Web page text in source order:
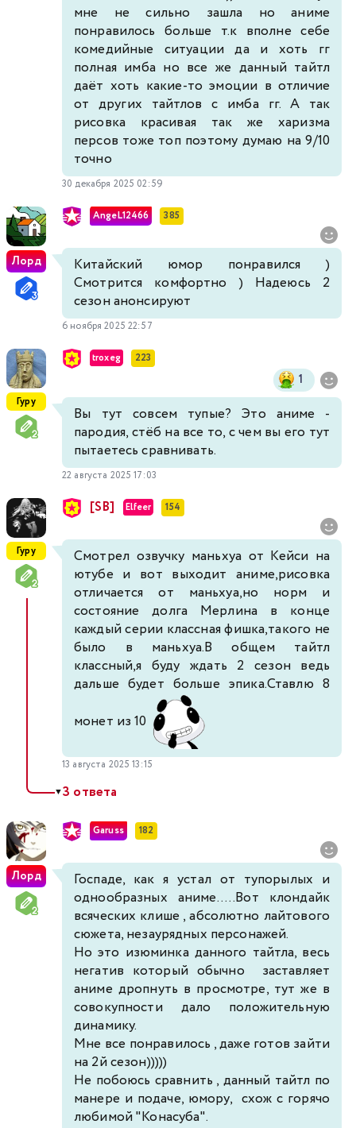
мне не сильно зашла но аниме
понравилось больше т.к вполне себе
комедийные ситуации да и хоть гг
полная имба но все же данный тайтл
даёт хоть какие-то эмоции в отличие
от других тайтлов с имба гг. А так
рисовка красивая так же харизма
персов тоже топ поэтому думаю на 9/10
точно
30 декабря 2025 02:59
Лорд
AngeL12466 385
Китайский юмор понравился )
Смотрится комфортно ) Надеюсь 2
сезон анонсируют
6 ноября 2025 22:57
Гуру
troxeg 223
1
Вы тут совсем тупые? Это аниме -
пародия, стёб на все то, с чем вы его тут
пытаетесь сравнивать.
22 августа 2025 17:03
Гуру
[SB] Elfeer 154
Смотрел озвучку маньхуа от Кейси на
ютубе и вот выходит аниме,рисовка
отличается от маньхуа,но норм и
состояние долга Мерлина в конце
каждый серии классная фишка,такого не
было в маньхуа.В общем тайтл
классный,я буду ждать 2 сезон ведь
дальше будет больше эпика.Ставлю 8
монет из 10
13 августа 2025 13:15
▼3 ответа
Лорд
Garuss 182
Госпаде, как я устал от тупорылых и
однообразных аниме.....Вот клондайк
всяческих клише , абсолютно лайтового
сюжета, незаурядных персонажей.
Но это изюминка данного тайтла, весь
негатив который обычно заставляет
аниме дропнуть в просмотре, тут же в
совокупности дало положительную
динамику.
Мне все понравилось , даже готов зайти
на 2й сезон)))))
Не побоюсь сравнить , данный тайтл по
манере и подаче, юмору, схож с горячо
любимой "Конасуба".